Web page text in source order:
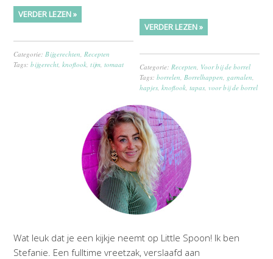
VERDER LEZEN »
Categorie: Bijgerechten Recepten
Tags:bijgerecht ,knoflook ,tijm ,tomaat
VERDER LEZEN »
Categorie: Recepten Voor bij de borrel
Tags:borrelen Borrelhappen garnalen
hapjes ,knoflook ,tapas voor bij de borrel
Wat leuk dat je een kijkje neemt op Little Spoon! Ik ben
Stefanie. Een fulltime vreetzak, verslaafd aan